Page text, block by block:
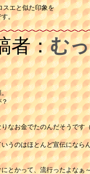
スエと似た印象を
す。
：む
。
なお金でたのんだそうです
うのはほとんど宣伝になら
とかって、流行ったよなぁ